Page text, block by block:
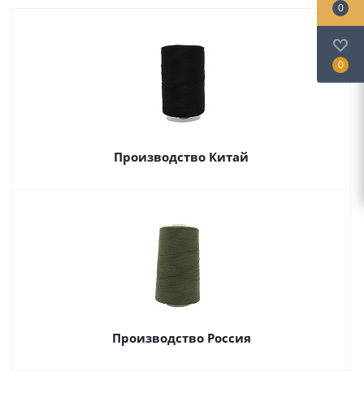
Производство Китай
Производство Россия
0
0